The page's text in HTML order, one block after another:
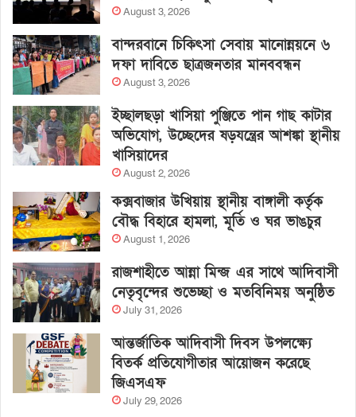
August 3, 2026
বান্দরবানে চিকিৎসা সেবায় মানোন্নয়নে ৬
দফা দাবিতে ছাত্রজনতার মানববন্ধন
August 3, 2026
ইচ্ছালছড়া খাসিয়া পুঞ্জিতে পান গাছ কাটার
অভিযোগ, উচ্ছেদের ষড়যন্ত্রের আশঙ্কা স্থানীয়
খাসিয়াদের
August 2, 2026
কক্সবাজার উখিয়ায় স্থানীয় বাঙ্গালী কর্তৃক
বৌদ্ধ বিহারে হামলা, মূর্তি ও ঘর ভাঙচুর
August 1, 2026
রাজশাহীতে আন্না মিন্জ এর সাথে আদিবাসী
নেতৃবৃন্দের শুভেচ্ছা ও মতবিনিময় অনুষ্ঠিত
July 31, 2026
আন্তর্জাতিক আদিবাসী দিবস উপলক্ষ্যে
বিতর্ক প্রতিযোগীতার আয়োজন করেছে
জিএসএফ
July 29, 2026